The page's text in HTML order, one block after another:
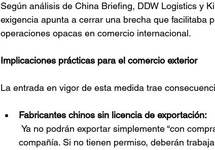
Según análisis de China Briefing, DDW Logistics y
exigencia apunta a cerrar una brecha que facilitaba
operaciones opacas en comercio internacional.
Implicaciones prácticas para el comercio exterior
La entrada en vigor de esta medida trae
Fabricantes chinos sin licencia de exportación:
compañía. Si no tienen permiso, deberán